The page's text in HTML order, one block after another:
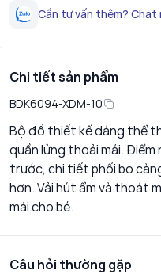
Cần tư vấn thêm? Chat
Chi tiết sản phẩm
BDK6094-XDM-10
Bộ đồ thiết kế dáng thể
quần lửng thoải mái. Điểm
trước, chi tiết phối bo
hơn. Vải hút ẩm và thoát
mái cho bé.
Câu hỏi thường gặp